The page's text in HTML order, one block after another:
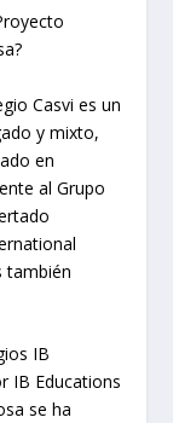
Casvi es un
y mixto,
en
al Grupo
también
IB
IB Educations
se ha